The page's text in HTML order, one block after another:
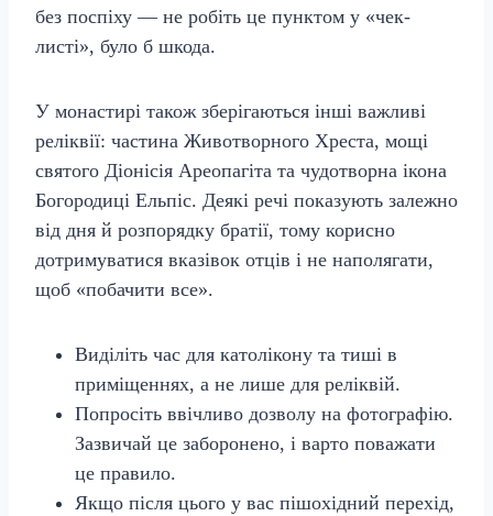
без поспіху — не робіть це пунктом у «чек-
листі», було б шкода.
У монастирі також зберігаються інші важливі
реліквії: частина Животворного Хреста, мощі
святого Діонісія Ареопагіта та чудотворна ікона
Богородиці Ельпіс. Деякі речі показують залежно
від дня й розпорядку братії, тому корисно
дотримуватися вказівок отців і не наполягати,
щоб «побачити все».
Виділіть час для католікону та тиші в
приміщеннях, а не лише для реліквій.
Попросіть ввічливо дозволу на фотографію.
Зазвичай це заборонено, і варто поважати
це правило.
Якщо після цього у вас пішохідний перехід,